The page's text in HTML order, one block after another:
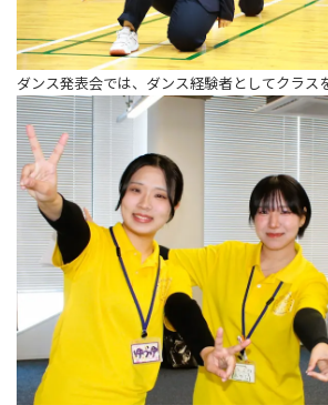
ダンス発表会では、ダンス経験者としてクラス